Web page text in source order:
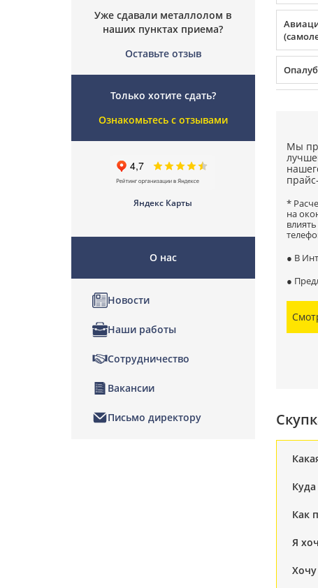
Мы
*
на
● В
●
Как
Я
Уже сдавали металлолом в
наших пунктах приема?
Оставьте отзыв
Только хотите сдать?
Ознакомьтесь с отзывами
Яндекс Карты
О нас
Новости
Наши работы
Сотрудничество
Вакансии
Письмо директору